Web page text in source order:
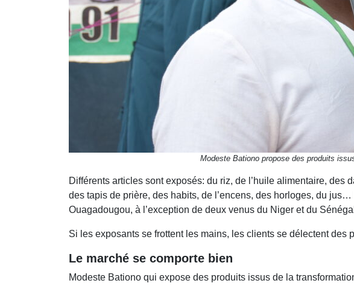
Modeste Bationo propose des produits
Différents articles sont exposés: du riz, de l’huile alimentaire,
des tapis de prière, des habits, de l’encens, des horloges, du
Ouagadougou, à l’exception de deux venus du Niger et du
Si les exposants se frottent les mains, les clients se délectent des
Le marché se comporte bien
Modeste Bationo qui expose des produits issus de la